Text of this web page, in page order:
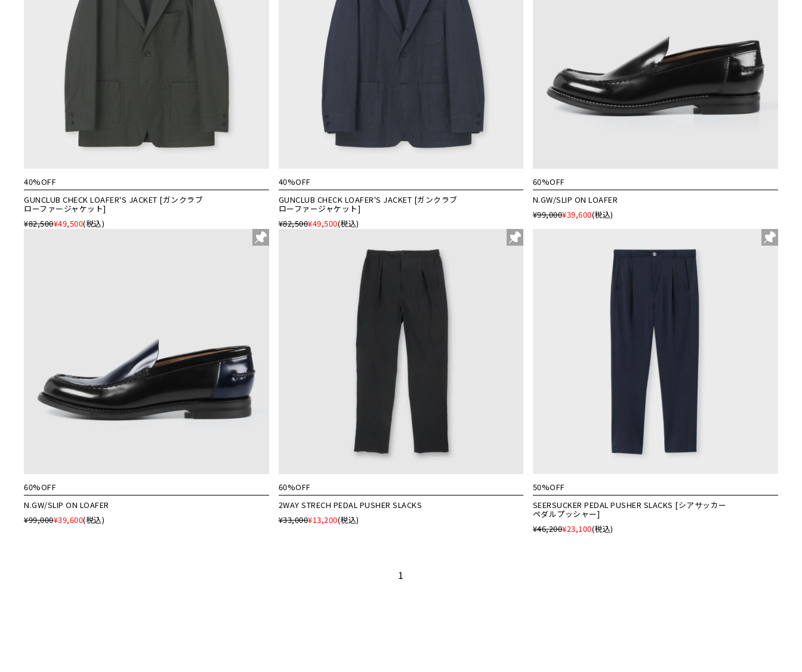
40%OFF
GUNCLUB CHECK LOAFER'S JACKET [ガンクラブ
ローファージャケット]
¥82,500¥49,500(税込)
40%OFF
GUNCLUB CHECK LOAFER'S JACKET [ガンクラブ
ローファージャケット]
¥82,500¥49,500(税込)
60%OFF
N.GW/SLIP ON LOAFER
¥99,000¥39,600(税込)
60%OFF
N.GW/SLIP ON LOAFER
¥99,000¥39,600(税込)
60%OFF
2WAY STRECH PEDAL PUSHER SLACKS
¥33,000¥13,200(税込)
50%OFF
SEERSUCKER PEDAL PUSHER SLACKS [シアサッカー
ペダルプッシャー]
¥46,200¥23,100(税込)
1